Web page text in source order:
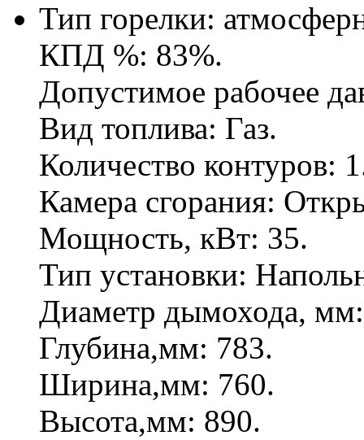
Тип горелки:
КПД %: 83%.
Допустимое рабочее
Вид топлива: Газ.
Количество контуров:
Камера сгорания:
Мощность, кВт: 35.
Тип установки:
Диаметр дымохода,
Глубина,мм: 783.
Ширина,мм: 760.
Высота,мм: 890.